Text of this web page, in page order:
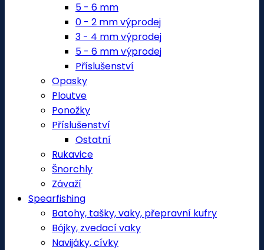
5 - 6 mm
0 - 2 mm výprodej
3 - 4 mm výprodej
5 - 6 mm výprodej
Příslušenství
Opasky
Ploutve
Ponožky
Příslušenství
Ostatní
Rukavice
Šnorchly
Závaží
Spearfishing
Batohy, tašky, vaky, přepravní kufry
Bójky, zvedací vaky
Navijáky, cívky